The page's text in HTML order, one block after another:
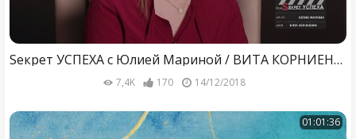
Sекрет УСПЕХА с Юлией Мариной / ВИТА КОРНИЕНКО
7,4K 170 14/12/2018
01:01:36